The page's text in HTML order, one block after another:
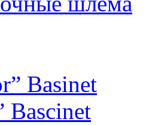
Basinet
Bascinet